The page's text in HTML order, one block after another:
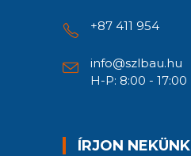
+87 411 954
info@szlbau.hu
H-P: 8:00 - 17:00
ÍRJON NEKÜNK